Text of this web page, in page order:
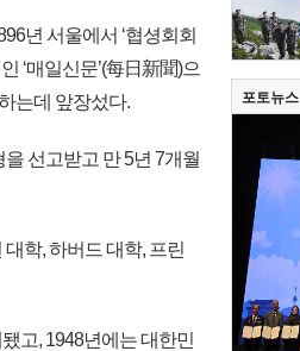
년 서울에서 ‘협셩회회
‘매일신문’(每日新聞)으
는데 앞장섰다.
선고받고 만 5년 7개월
학, 하버드 대학, 프린
고, 1948년에는 대한민
포토뉴스